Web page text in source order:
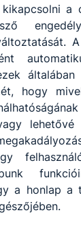
a
általában
hogy
a honlap a